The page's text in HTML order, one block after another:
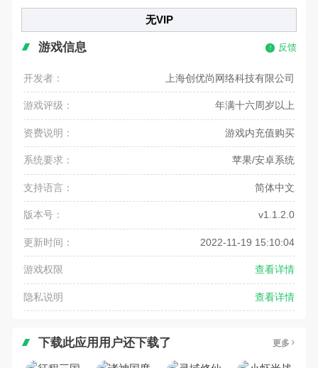
无VIP
游戏信息 反馈
开发者： 上海创优尚网络科技有限公司
游戏评级： 年满十六周岁以上
资费说明： 游戏内充值购买
系统要求： 苹果/安卓系统
支持语言： 简体中文
版本号： v1.1.2.0
更新时间： 2022-11-19 15:10:04
游戏权限 查看详情
隐私说明 查看详情
下载此应用用户还下载了 更多